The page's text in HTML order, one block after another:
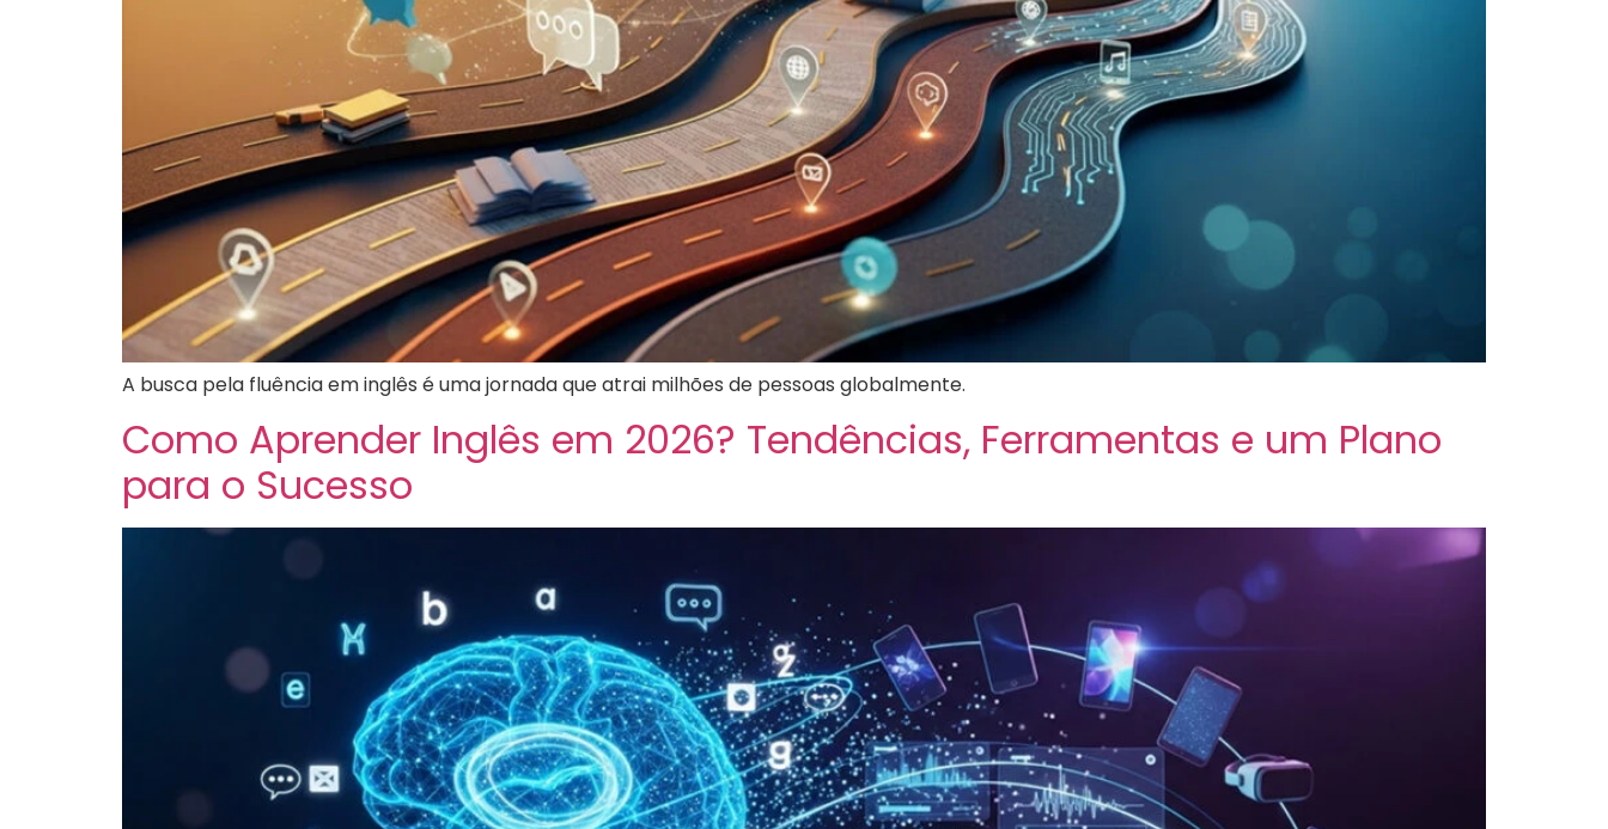
A busca pela fluência em inglês é uma jornada que atrai milhões de pessoas globalmente.
Como Aprender Inglês em 2026? Tendências, Ferramentas e um Plano
para o Sucesso